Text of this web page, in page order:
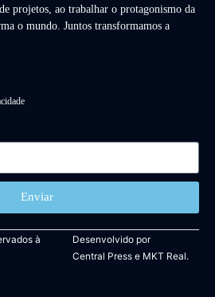
projetos, ao trabalhar o protagonismo da
o mundo. Juntos transformamos a
Enviar
à
Desenvolvido por
Central Presse MKT Real.